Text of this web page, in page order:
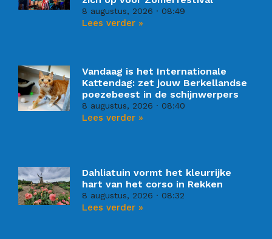
8 augustus, 2026 08:49
Lees verder »
Vandaag is het Internationale
Kattendag: zet jouw Berkellandse
poezebeest in de schijnwerpers
8 augustus, 2026 08:40
Lees verder »
Dahliatuin vormt het kleurrijke
hart van het corso in Rekken
8 augustus, 2026 08:32
Lees verder »